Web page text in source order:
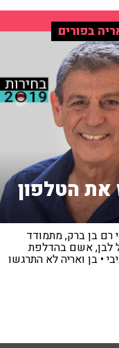
בפורים
את הטלפון
רם בן ברק, מתמודד
לבן, אשם בהדלפת
• בן ואריה לא התרגשו